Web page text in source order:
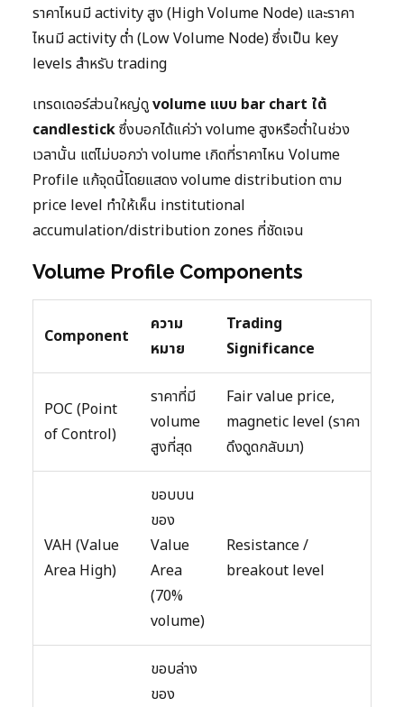
ราคาไหนมี activity สูง (High Volume Node) และราคา
ไหนมี activity ต่ำ (Low Volume Node) ซึ่งเป็น key
levels สำหรับ trading
เทรดเดอร์ส่วนใหญ่ดูvolume แบบ bar chart ใต้
candlestickซึ่งบอกได้แค่ว่า volume สูงหรือต่ำในช่วง
เวลานั้น แต่ไม่บอกว่า volume เกิดที่ราคาไหน Volume
Profile แก้จุดนี้โดยแสดง volume distribution ตาม
price level ทำให้เห็น institutional
accumulation/distribution zones ที่ชัดเจน
Volume Profile Components
Component
ความ
หมาย
Trading
Significance
POC (Point
of Control)
ราคาที่มี
volume
สูงที่สุด
Fair value price,
magnetic level (ราคา
ดึงดูดกลับมา)
VAH (Value
Area High)
ขอบบน
ของ
Value
Area
(70%
volume)
Resistance /
breakout level
ขอบล่าง
ของ